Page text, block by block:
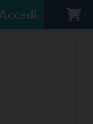
Accedi